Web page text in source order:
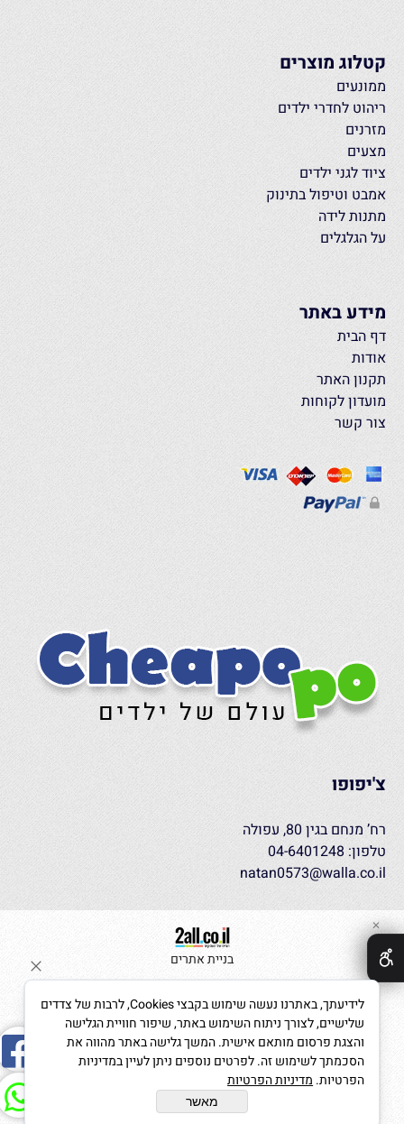
קטלוג מוצרים
ממונעים
ריהוט לחדרי ילדים
מזרנים
מצעים
ציוד לגני ילדים
אמבט וטיפול בתינוק
מתנות לידה
על הגלגלים
מידע באתר
דף הבית
אודות
תקנון האתר
מועדון לקוחות
צור קשר
צ'יפופו
רח’ מנחם בגין 80, עפולה
טלפון: 04-6401248
natan0573@walla.co.il
בניית אתרים
✕
לידיעתך, באתרנו נעשה שימוש בקבצי Cookies, לרבות של צדדים
שלישיים, לצורך ניתוח השימוש באתר, שיפור חוויית הגלישה
והצגת פרסום מותאם אישית. המשך גלישה באתר מהווה את
הסכמתך לשימוש זה. לפרטים נוספים ניתן לעיין במדיניות
הפרטיות. מדיניות הפרטיות
מאשר